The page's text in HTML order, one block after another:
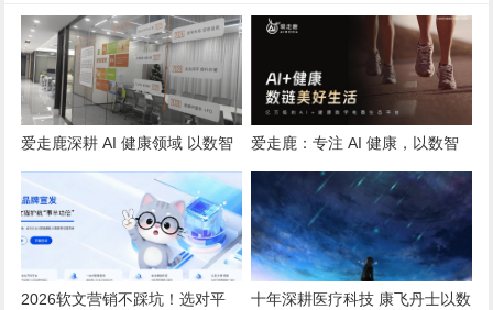
爱走鹿深耕 AI 健康领域 以数智
创新，赋能全民健康
爱走鹿：专注 AI 健康，以数智
守护全民日常健康生活
2026软文营销不踩坑！选对平
十年深耕医疗科技 康飞丹士以数